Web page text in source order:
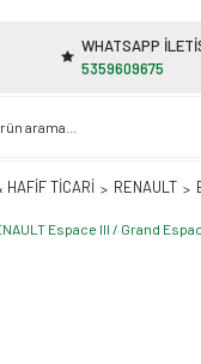
WHATSAPP
5359609675
HAFİF TİCARİ RENAULT